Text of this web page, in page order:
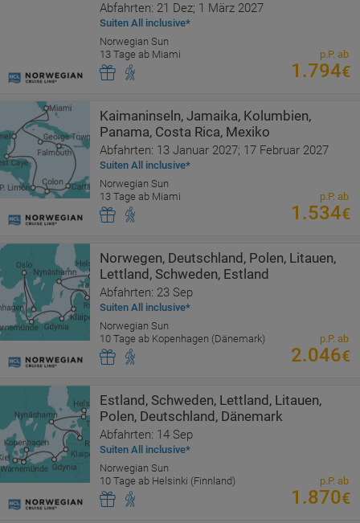
Abfahrten: 21 Dez; 1 März 2027
Suiten All inclusive*
Norwegian Sun
13 Tage ab Miami
p.P. ab
1.794€
Kaimaninseln, Jamaika, Kolumbien,
Panama, Costa Rica, Mexiko
Abfahrten: 13 Januar 2027; 17 Februar 2027
Suiten All inclusive*
Norwegian Sun
13 Tage ab Miami
p.P. ab
1.534€
Norwegen, Deutschland, Polen, Litauen,
Lettland, Schweden, Estland
Abfahrten: 23 Sep
Suiten All inclusive*
Norwegian Sun
10 Tage ab Kopenhagen (Dänemark)
p.P. ab
2.046€
Estland, Schweden, Lettland, Litauen,
Polen, Deutschland, Dänemark
Abfahrten: 14 Sep
Suiten All inclusive*
Norwegian Sun
10 Tage ab Helsinki (Finnland)
p.P. ab
1.870€